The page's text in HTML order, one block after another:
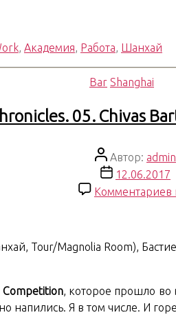
, Академия, Работа, Шанхай
Рубрики
Bar Shanghai
05. Chivas
Автор
записи
Автор: admin
Дата
записи
12.06.2017
Комментариев
Tour/Magnolia Room),
Competition, которое прошло во
Я в том числе. И горе